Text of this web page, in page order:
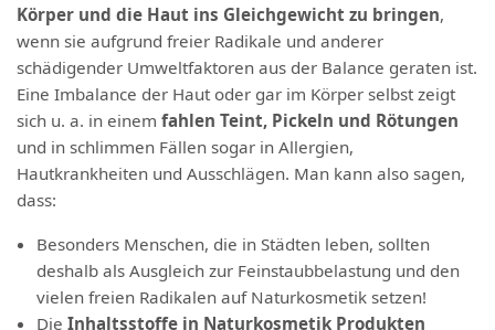
Körper und die Haut ins Gleichgewicht zu bringen,
wenn sie aufgrund freier Radikale und anderer
schädigender Umweltfaktoren aus der Balance geraten ist.
Eine Imbalance der Haut oder gar im Körper selbst zeigt
sich u. a. in einem fahlen Teint, Pickeln und Rötungen
und in schlimmen Fällen sogar in Allergien,
Hautkrankheiten und Ausschlägen. Man kann also sagen,
dass:
Besonders Menschen, die in Städten leben, sollten
deshalb als Ausgleich zur Feinstaubbelastung und den
vielen freien Radikalen auf Naturkosmetik setzen!
Die Inhaltsstoffe in Naturkosmetik Produkten